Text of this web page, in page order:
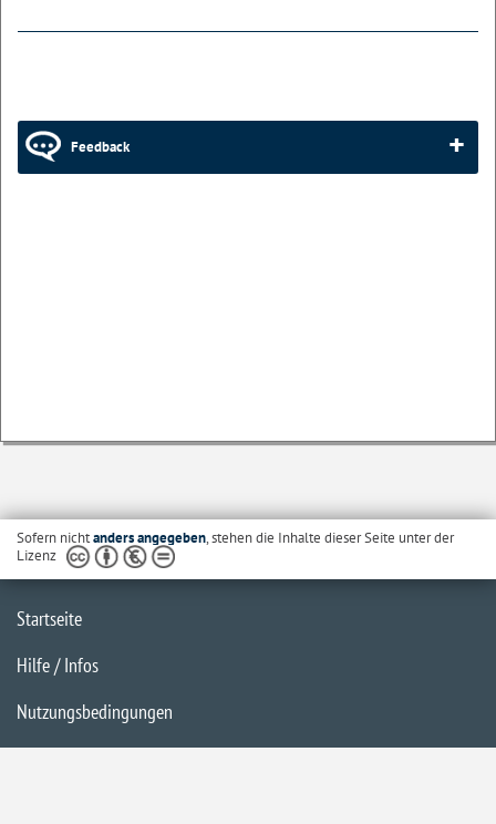
Feedback
Sofern nichtanders angegeben, stehen die Inhalte dieser Seite unter der
Lizenz
Startseite
Hilfe / Infos
Nutzungsbedingungen